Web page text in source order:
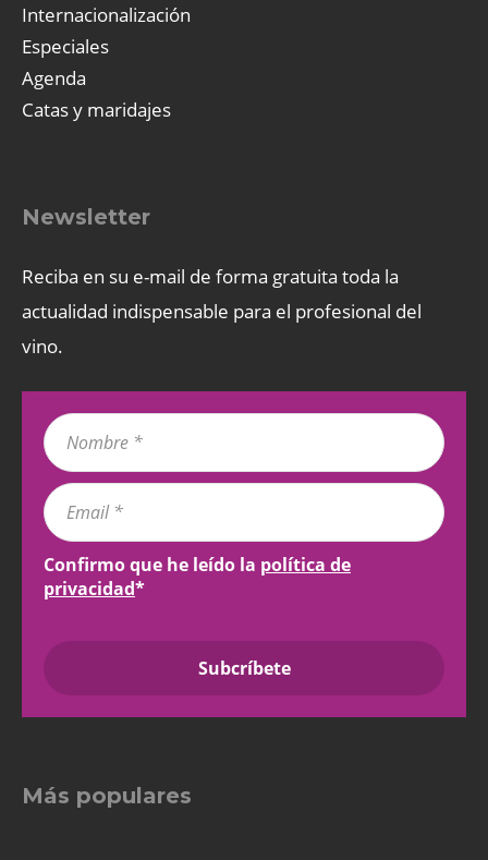
Internacionalización
Especiales
Agenda
Catas y maridajes
Newsletter
Reciba en su e-mail de forma gratuita toda la
actualidad indispensable para el profesional del
vino.
Confirmo que he leído la política de
privacidad*
Más populares